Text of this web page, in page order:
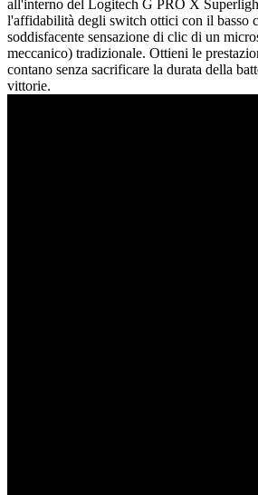
all'interno del Logitech G PRO X
l'affidabilità degli switch ottici con il basso
soddisfacente sensazione di clic di un
meccanico) tradizionale. Ottieni le
contano senza sacrificare la durata della
vittorie.